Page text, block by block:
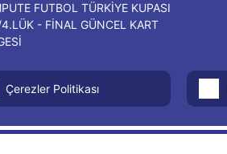
FUTBOL TÜRKİYE KUPASI
- FİNAL GÜNCEL KART
Çerezler Politikası